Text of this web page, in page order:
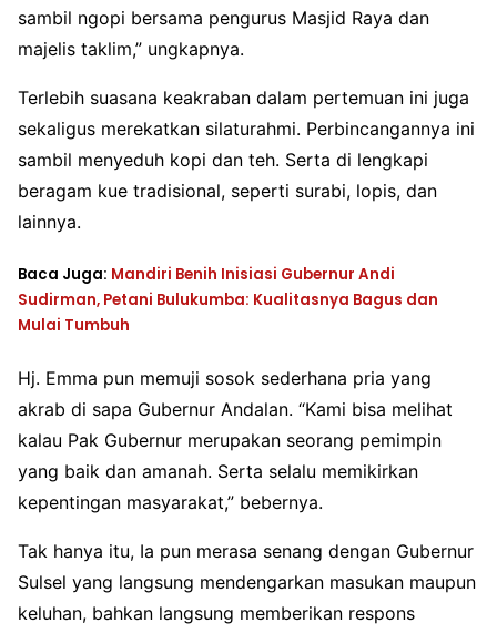
sambil ngopi bersama pengurus Masjid Raya dan
majelis taklim,” ungkapnya.
Terlebih suasana keakraban dalam pertemuan ini juga
sekaligus merekatkan silaturahmi. Perbincangannya ini
sambil menyeduh kopi dan teh. Serta di lengkapi
beragam kue tradisional, seperti surabi, lopis, dan
lainnya.
Baca Juga: Mandiri Benih Inisiasi Gubernur Andi
Sudirman, Petani Bulukumba: Kualitasnya Bagus dan
Mulai Tumbuh
Hj. Emma pun memuji sosok sederhana pria yang
akrab di sapa Gubernur Andalan. “Kami bisa melihat
kalau Pak Gubernur merupakan seorang pemimpin
yang baik dan amanah. Serta selalu memikirkan
kepentingan masyarakat,” bebernya.
Tak hanya itu, Ia pun merasa senang dengan Gubernur
Sulsel yang langsung mendengarkan masukan maupun
keluhan, bahkan langsung memberikan respons